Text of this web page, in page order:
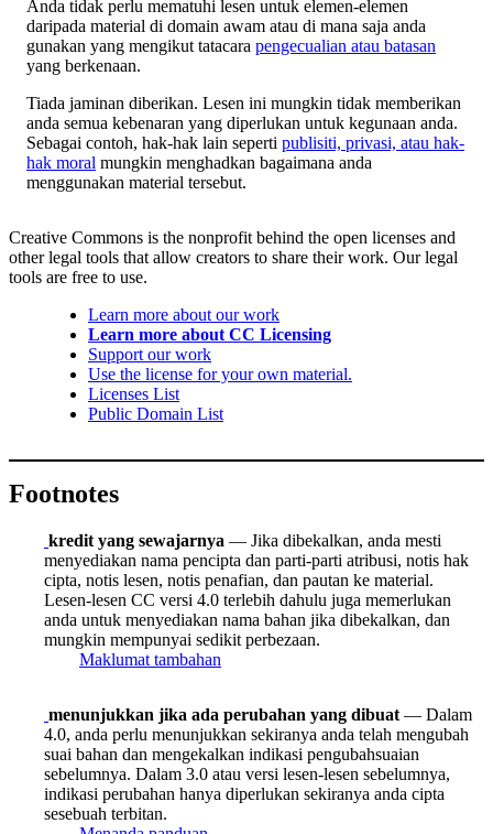
Anda tidak perlu mematuhi lesen untuk elemen-elemen
daripada material di domain awam atau di mana saja anda
gunakan yang mengikut tatacara pengecualian atau batasan
yang berkenaan.
Tiada jaminan diberikan. Lesen ini mungkin tidak memberikan
anda semua kebenaran yang diperlukan untuk kegunaan anda.
Sebagai contoh, hak-hak lain seperti publisiti, privasi, atau hak-
hak moral mungkin menghadkan bagaimana anda
menggunakan material tersebut.
Creative Commons is the nonprofit behind the open licenses and
other legal tools that allow creators to share their work. Our legal
tools are free to use.
Learn more about our work
Learn more about CC Licensing
Support our work
Use the license for your own material.
Licenses List
Public Domain List
Footnotes
kredit yang sewajarnya — Jika dibekalkan, anda mesti
menyediakan nama pencipta dan parti-parti atribusi, notis hak
cipta, notis lesen, notis penafian, dan pautan ke material.
Lesen-lesen CC versi 4.0 terlebih dahulu juga memerlukan
anda untuk menyediakan nama bahan jika dibekalkan, dan
mungkin mempunyai sedikit perbezaan.
Maklumat tambahan
menunjukkan jika ada perubahan yang dibuat — Dalam
4.0, anda perlu menunjukkan sekiranya anda telah mengubah
suai bahan dan mengekalkan indikasi pengubahsuaian
sebelumnya. Dalam 3.0 atau versi lesen-lesen sebelumnya,
indikasi perubahan hanya diperlukan sekiranya anda cipta
sesebuah terbitan.